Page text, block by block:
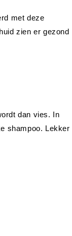
met deze
zien er gezond
dan vies. In
shampoo. Lekker